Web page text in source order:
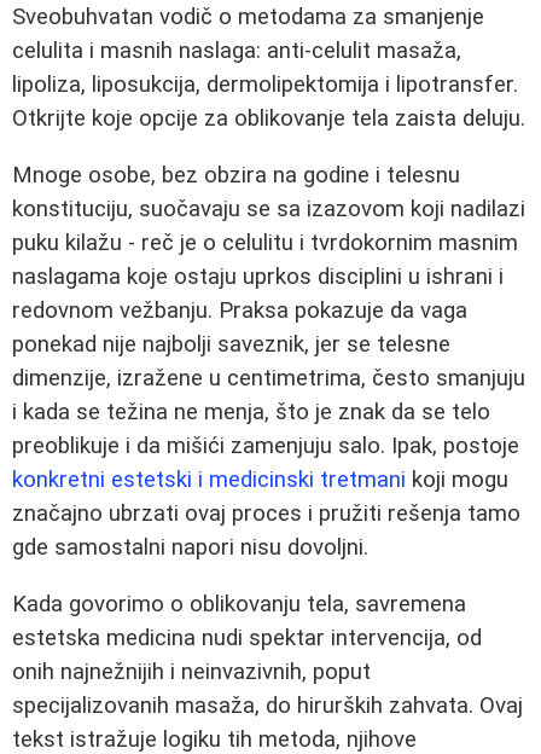
Sveobuhvatan vodič o metodama za smanjenje
celulita i masnih naslaga: anti-celulit masaža,
lipoliza, liposukcija, dermolipektomija i lipotransfer.
Otkrijte koje opcije za oblikovanje tela zaista deluju.
Mnoge osobe, bez obzira na godine i telesnu
konstituciju, suočavaju se sa izazovom koji nadilazi
puku kilažu - reč je o celulitu i tvrdokornim masnim
naslagama koje ostaju uprkos disciplini u ishrani i
redovnom vežbanju. Praksa pokazuje da vaga
ponekad nije najbolji saveznik, jer se telesne
dimenzije, izražene u centimetrima, često smanjuju
i kada se težina ne menja, što je znak da se telo
preoblikuje i da mišići zamenjuju salo. Ipak, postoje
konkretni estetski i medicinski tretmani koji mogu
značajno ubrzati ovaj proces i pružiti rešenja tamo
gde samostalni napori nisu dovoljni.
Kada govorimo o oblikovanju tela, savremena
estetska medicina nudi spektar intervencija, od
onih najnežnijih i neinvazivnih, poput
specijalizovanih masaža, do hirurških zahvata. Ovaj
tekst istražuje logiku tih metoda, njihove